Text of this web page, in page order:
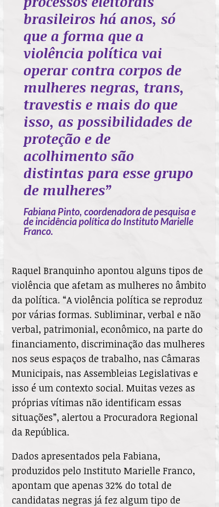
brasileiros há anos, só
que a forma que a
violência política vai
operar contra corpos de
mulheres negras, trans,
travestis e mais do que
isso, as possibilidades de
proteção e de
acolhimento são
distintas para esse grupo
de mulheres”
Fabiana Pinto, coordenadora de pesquisa e
de incidência política do Instituto Marielle
Franco.
Raquel Branquinho apontou alguns tipos de
violência que afetam as mulheres no âmbito
da política. “A violência política se reproduz
por várias formas. Subliminar, verbal e não
verbal, patrimonial, econômico, na parte do
financiamento, discriminação das mulheres
nos seus espaços de trabalho, nas Câmaras
Municipais, nas Assembleias Legislativas e
isso é um contexto social. Muitas vezes as
próprias vítimas não identificam essas
situações”, alertou a Procuradora Regional
da República.
Dados apresentados pela Fabiana,
produzidos pelo Instituto Marielle Franco,
apontam que apenas 32% do total de
candidatas negras já fez algum tipo de